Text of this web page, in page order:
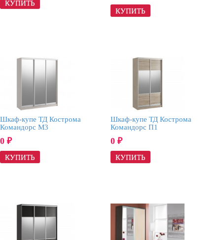
Шкаф-купе ТД Кострома
Командорс М3
0 ₽
Шкаф-купе ТД Кострома
Командорс П1
0 ₽